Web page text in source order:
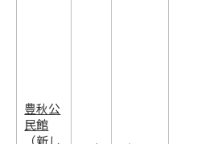
豊秋公
民館
（新し